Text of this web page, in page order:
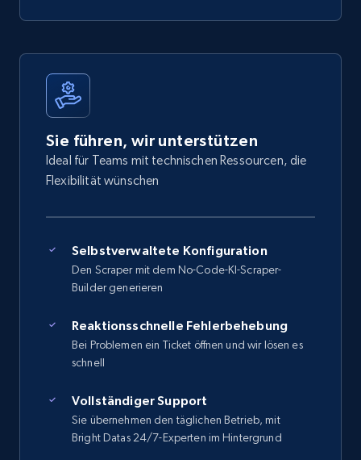
Sie führen, wir unterstützen
Ideal für Teams mit technischen Ressourcen, die
Flexibilität wünschen
Selbstverwaltete Konfiguration
Den Scraper mit dem No-Code-KI-Scraper-
Builder generieren
Reaktionsschnelle Fehlerbehebung
Bei Problemen ein Ticket öffnen und wir lösen es
schnell
Vollständiger Support
Sie übernehmen den täglichen Betrieb, mit
Bright Datas 24/7-Experten im Hintergrund